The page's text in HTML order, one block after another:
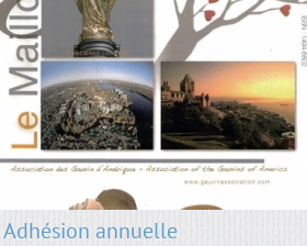
Adhésion annuelle